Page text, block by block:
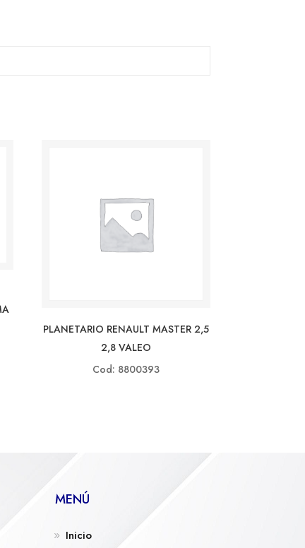
PLANETARIO RENAULT MASTER 2,5
2,8 VALEO
Cod: 8800393
MENÚ
Inicio